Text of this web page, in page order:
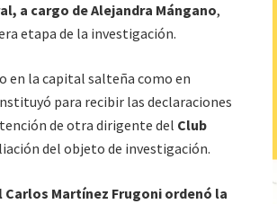
a cargo de Alejandra Mángano,
etapa de la investigación.
en la capital salteña como en
para recibir las declaraciones
de otra dirigente del Club
del objeto de investigación.
Martínez Frugoni ordenó la